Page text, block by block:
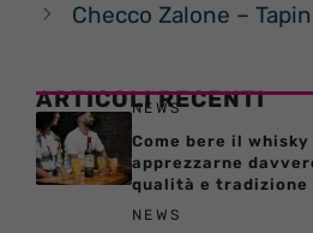
Checco Zalone –
ARTICOLI RECENTI
NEWS
Come bere il whisky
apprezzarne
qualità e tradizione
NEWS